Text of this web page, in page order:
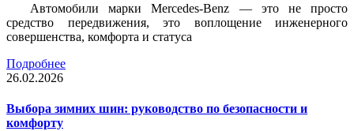
Автомобили марки Mercedes-Benz — это не просто
средство передвижения, это воплощение инженерного
совершенства, комфорта и статуса
Подробнее
26.02.2026
Выбора зимних шин: руководство по безопасности и
комфорту